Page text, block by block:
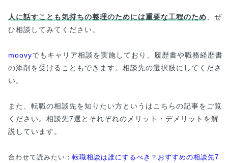
人に話すことも気持ちの整理のためには重要な工程のため 、ぜ
ひ相談してみてください。
moovyでもキャリア相談を実施しており、履歴書や職務経歴書
の添削を受けることもできます。相談先の選択肢にしてくださ
い。
また、転職の相談先を知りたい方というはこちらの記事をご覧
ください。相談先7選とそれぞれのメリット・デメリットを解
説しています。
合わせて読みたい： 転職相談は誰にするべき？おすすめの相談先7